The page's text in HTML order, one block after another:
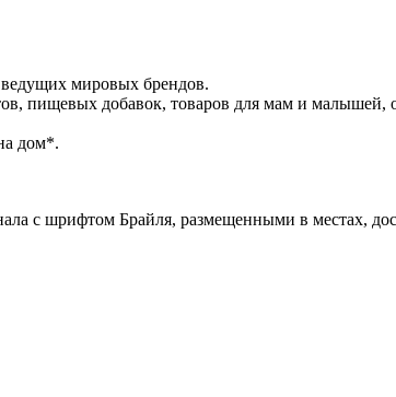
мировых брендов.
пищевых добавок, товаров для мам и малышей,
дом*.
с шрифтом Брайля, размещенными в местах,